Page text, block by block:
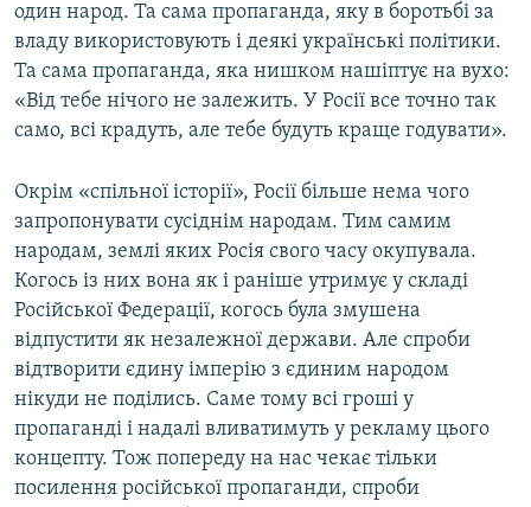
один народ. Та сама пропаганда, яку в боротьбі за
владу використовують і деякі українські політики.
Та сама пропаганда, яка нишком нашіптує на вухо:
«Від тебе нічого не залежить. У Росії все точно так
само, всі крадуть, але тебе будуть краще годувати».
Окрім «спільної історії», Росії більше нема чого
запропонувати сусіднім народам. Тим самим
народам, землі яких Росія свого часу окупувала.
Когось із них вона як і раніше утримує у складі
Російської Федерації, когось була змушена
відпустити як незалежної держави. Але спроби
відтворити єдину імперію з єдиним народом
нікуди не поділись. Саме тому всі гроші у
пропаганді і надалі вливатимуть у рекламу цього
концепту. Тож попереду на нас чекає тільки
посилення російської пропаганди, спроби